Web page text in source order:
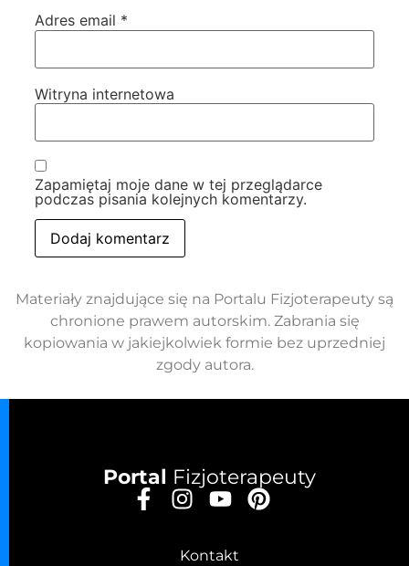
Adres email *
Witryna internetowa
Zapamiętaj moje dane w tej przeglądarce
podczas pisania kolejnych komentarzy.
Materiały znajdujące się na Portalu Fizjoterapeuty są
chronione prawem autorskim. Zabrania się
kopiowania w jakiejkolwiek formie bez uprzedniej
zgody autora.
Portal Fizjoterapeuty
Kontakt